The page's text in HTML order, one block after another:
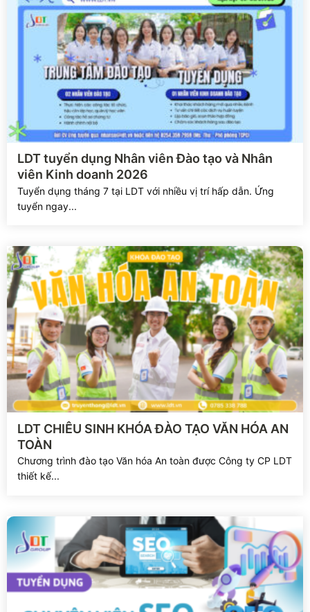
Xem chi tiết
LDT tuyển dụng Nhân viên Đào tạo và Nhân
viên Kinh doanh 2026
Tuyển dụng tháng 7 tại LDT với nhiều vị trí hấp dẫn. Ứng
tuyển ngay...
Xem chi tiết
LDT CHIÊU SINH KHÓA ĐÀO TẠO VĂN HÓA AN
TOÀN
Chương trình đào tạo Văn hóa An toàn được Công ty CP LDT
thiết kế...